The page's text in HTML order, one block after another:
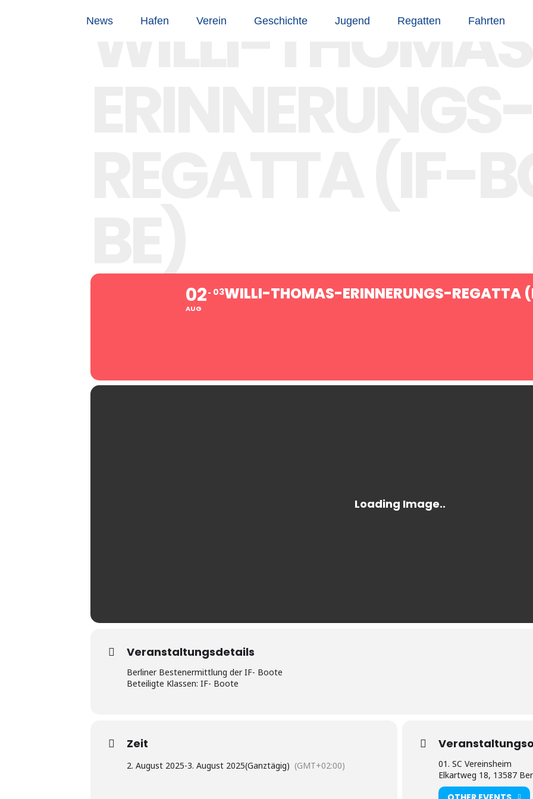
News Hafen Verein Geschichte Jugend Regatten Fahrten
WILLI-
02
AUG
03WILLI-THOMAS-ERINNERUNGS-REGATTA
Veranstaltungsdetails
Berliner Bestenermittlung der IF- Boote
Beteiligte Klassen: IF- Boote
Zeit
2. August 2025-3. August 2025(Ganztägig) (GMT+02:00)
01. SC Vereinsheim
Elkartweg 18, 13587